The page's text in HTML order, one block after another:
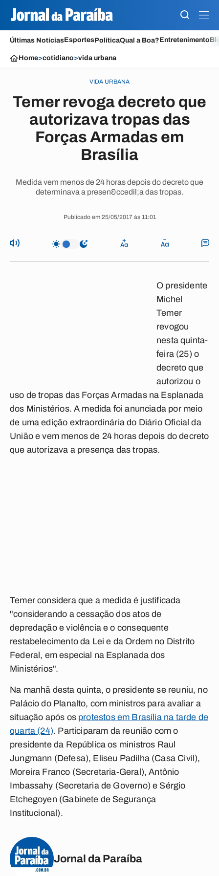
Últimas NotíciasEsportesPolíticaQual a Boa?Entretenimento
Home>cotidiano>vida urbana
VIDA URBANA
Temer revoga decreto que
autorizava tropas das
Forças Armadas em
Brasília
Medida vem menos de 24 horas depois do decreto que
determinava a presen&ccedil;a das tropas.
Publicado em 25/05/2017 às 11:01
O presidente
Michel
Temer
revogou
nesta quinta-
feira (25) o
decreto que
autorizou o
uso de tropas das Forças Armadas na Esplanada
dos Ministérios. A medida foi anunciada por meio
de uma edição extraordinária do Diário Oficial da
União e vem menos de 24 horas depois do decreto
que autorizava a presença das tropas.
Temer considera que a medida é justificada
"considerando a cessação dos atos de
depredação e violência e o consequente
restabelecimento da Lei e da Ordem no Distrito
Federal, em especial na Esplanada dos
Ministérios".
Na manhã desta quinta, o presidente se reuniu, no
Palácio do Planalto, com ministros para avaliar a
situação após os protestos em Brasília na tarde de
quarta (24). Participaram da reunião com o
presidente da República os ministros Raul
Jungmann (Defesa), Eliseu Padilha (Casa Civil),
Moreira Franco (Secretaria-Geral), Antônio
Imbassahy (Secretaria de Governo) e Sérgio
Etchegoyen (Gabinete de Segurança
Institucional).
Jornal da Paraíba